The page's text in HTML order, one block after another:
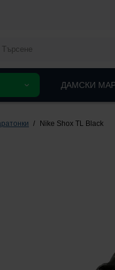
ДАМСКИ
Nike Shox TL Black